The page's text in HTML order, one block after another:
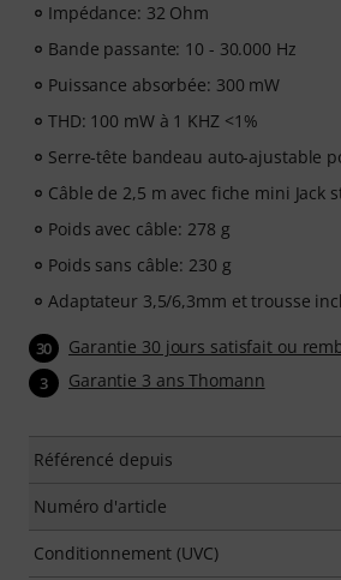
Impédance: 32 Ohm
Bande passante: 10 - 30.000 Hz
Puissance absorbée: 300 mW
THD: 100 mW à 1 KHZ <1%
Serre-tête bandeau auto-ajustable
Câble de 2,5 m avec fiche mini Jack
Poids avec câble: 278 g
Poids sans câble: 230 g
Adaptateur 3,5/6,3mm et trousse
30 Garantie 30 jours satisfait ou
3 Garantie 3 ans Thomann
Référencé depuis
Numéro d'article
Conditionnement (UVC)